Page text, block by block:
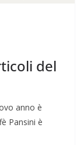
del
anno è
Pansini è